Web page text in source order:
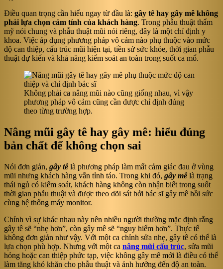
Điều quan trọng cần hiểu ngay từ đầu là: gây tê hay gây mê không
phải lựa chọn cảm tính của khách hàng. Trong phẫu thuật thẩm
mỹ nói chung và phẫu thuật mũi nói riêng, đây là một chỉ định y
khoa. Việc áp dụng phương pháp vô cảm nào phụ thuộc vào mức
độ can thiệp, cấu trúc mũi hiện tại, tiền sử sức khỏe, thời gian phẫu
thuật dự kiến và khả năng kiểm soát an toàn trong suốt ca mổ.
Không phải ca nâng mũi nào cũng giống nhau, vì vậy
phương pháp vô cảm cũng cần được chỉ định đúng
theo từng trường hợp.
Nâng mũi gây tê hay gây mê: hiểu đúng
bản chất để không chọn sai
Nói đơn giản, gây tê là phương pháp làm mất cảm giác đau ở vùng
mũi nhưng khách hàng vẫn tỉnh táo. Trong khi đó, gây mê là trạng
thái ngủ có kiểm soát, khách hàng không còn nhận biết trong suốt
thời gian phẫu thuật và được theo dõi sát bởi bác sĩ gây mê hồi sức
cùng hệ thống máy monitor.
Chính vì sự khác nhau này nên nhiều người thường mặc định rằng
gây tê sẽ “nhẹ hơn”, còn gây mê sẽ “nguy hiểm hơn”. Thực tế
không đơn giản như vậy. Với một ca chỉnh sửa nhẹ, gây tê có thể là
lựa chọn phù hợp. Nhưng với một ca nâng mũi cấu trúc, sửa mũi
hỏng hoặc can thiệp phức tạp, việc không gây mê mới là điều có thể
làm tăng khó khăn cho phẫu thuật và ảnh hưởng đến độ an toàn.